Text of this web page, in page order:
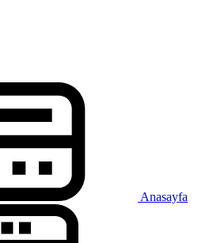
Anasayfa